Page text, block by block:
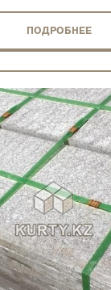
ПОДРОБНЕЕ